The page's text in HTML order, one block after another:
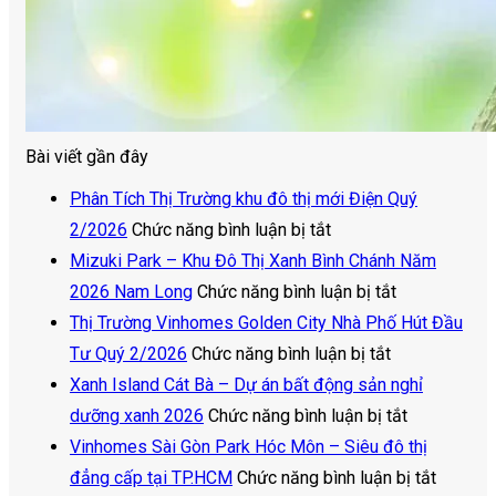
Bài viết gần đây
Phân Tích Thị Trường khu đô thị mới Điện Quý
2/2026 Chức năng bình luận bị tắtở
Phân
Tích
Thị
Trường
khu
đô
thị
mới
Mizuki Park – Khu Đô Thị Xanh Bình Chánh Năm
2026 Nam Long Chức năng bình luận bị tắtở
Mizuki
–
Khu
Đô
Thị
Thị Trường Vinhomes Golden City Nhà Phố Hút Đầu
Tư Quý 2/2026 Chức năng bình luận bị tắtở
Thị
Trường
Vinhomes
Golden
Xanh Island Cát Bà – Dự án bất động sản nghỉ
dưỡng xanh 2026 Chức năng bình luận bị tắtở
Xanh
Island
Vinhomes Sài Gòn Park Hóc Môn – Siêu đô thị
đẳng cấp tại TP.HCM Chức năng bình luận bị tắtở